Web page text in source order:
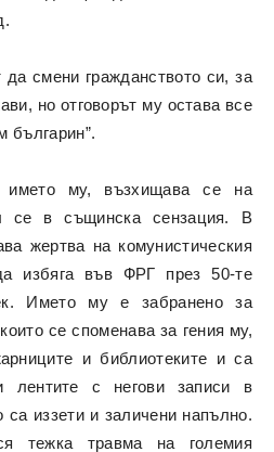
смени гражданството си, за
но отговорът му остава все
българин”.
името му, възхищава се на
се в същинска сензация. В
жертва на комунистическия
избяга във ФРГ през 50-те
Името му е забранено за
се споменава за гения му,
и библиотеките и са
лентите с негови записи в
иззети и заличени напълно.
тежка травма на големия